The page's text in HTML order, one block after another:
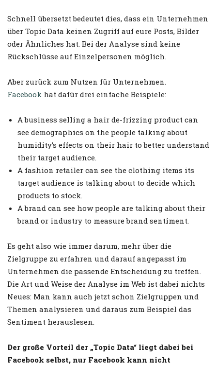
Schnell übersetzt bedeutet dies, dass ein Unternehmen
über Topic Data keinen Zugriff auf eure Posts, Bilder
oder Ähnliches hat. Bei der Analyse sind keine
Rückschlüsse auf Einzelpersonen möglich.
Aber zurück zum Nutzen für Unternehmen.
Facebook hat dafür drei einfache Beispiele:
A business selling a hair de-frizzing product can
see demographics on the people talking about
humidity’s effects on their hair to better understand
their target audience.
A fashion retailer can see the clothing items its
target audience is talking about to decide which
products to stock.
A brand can see how people are talking about their
brand or industry to measure brand sentiment.
Es geht also wie immer darum, mehr über die
Zielgruppe zu erfahren und darauf angepasst im
Unternehmen die passende Entscheidung zu treffen.
Die Art und Weise der Analyse im Web ist dabei nichts
Neues: Man kann auch jetzt schon Zielgruppen und
Themen analysieren und daraus zum Beispiel das
Sentiment herauslesen.
Der große Vorteil der „Topic Data“ liegt dabei bei
Facebook selbst, nur Facebook kann nicht